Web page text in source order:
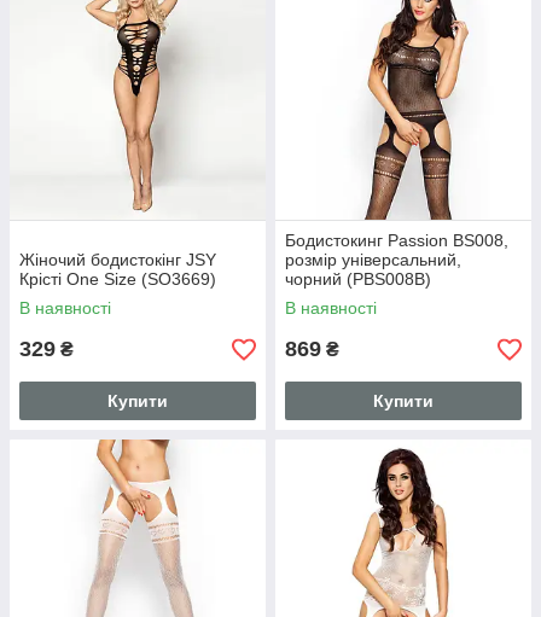
Жіночий бодистокінг JSY
Крісті One Size (SO3669)
В наявності
329 ₴
Купити
Бодистокинг Passion BS008,
розмір універсальний,
чорний (PBS008B)
В наявності
869 ₴
Купити